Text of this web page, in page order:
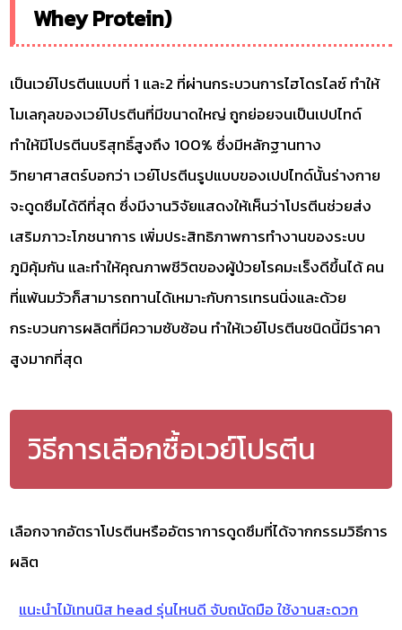
Whey Protein)
เป็นเวย์โปรตีนแบบที่ 1 และ2 ที่ผ่านกระบวนการไฮโดรไลซ์ ทำให้
โมเลกุลของเวย์โปรตีนที่มีขนาดใหญ่ ถูกย่อยจนเป็นเปปไทด์
ทำให้มีโปรตีนบริสุทธิ์สูงถึง 100% ซึ่งมีหลักฐานทาง
วิทยาศาสตร์บอกว่า เวย์โปรตีนรูปแบบของเปปไทด์นั้นร่างกาย
จะดูดซึมได้ดีที่สุด ซึ่งมีงานวิจัยแสดงให้เห็นว่าโปรตีนช่วยส่ง
เสริมภาวะโภชนาการ เพิ่มประสิทธิภาพการทำงานของระบบ
ภูมิคุ้มกัน และทำให้คุณภาพชีวิตของผู้ป่วยโรคมะเร็งดีขึ้นได้ คน
ที่แพ้นมวัวก็สามารถทานได้เหมาะกับการเทรนนิ่งและด้วย
กระบวนการผลิตที่มีความซับซ้อน ทำให้เวย์โปรตีนชนิดนี้มีราคา
สูงมากที่สุด
วิธีการเลือกซื้อเวย์โปรตีน
เลือกจากอัตราโปรตีนหรืออัตราการดูดซึมที่ได้จากกรรมวิธีการ
ผลิต
แนะนำไม้เทนนิส head รุ่นไหนดี จับถนัดมือ ใช้งานสะดวก